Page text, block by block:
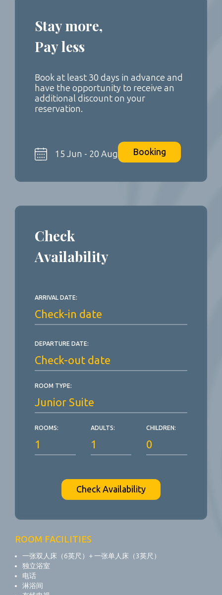
Stay more,
Pay less
Book at least 30 days in advance and
have the opportunity to receive an
additional discount on your
reservation.
15 Jun - 20 Aug Booking
Check
Availability
ARRIVAL DATE:
DEPARTURE DATE:
ROOM TYPE:
ROOMS: ADULTS: CHILDREN:
Check Availability
ROOM FACILITIES
一张双人床（6英尺）+ 一张单人床（3英尺）
独立浴室
电话
淋浴间